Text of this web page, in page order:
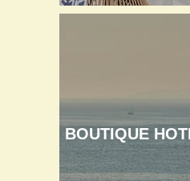
BOUTIQUE